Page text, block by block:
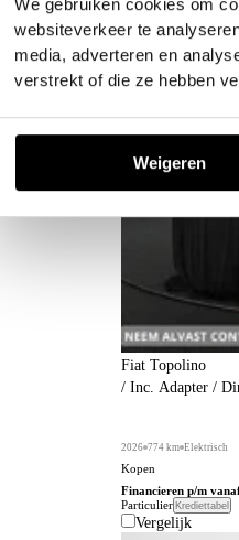
We gebruiken cookies om
websiteverkeer te
media, adverteren en
verstrekt of die ze hebben
Weigeren
Fiat Topolino
/ Inc. Adapter /
2026 774 km Elektrisch
Kopen
Financieren p/m
ParticulierKrediettabel
Vergelijk